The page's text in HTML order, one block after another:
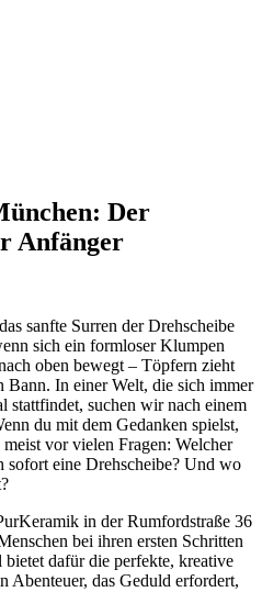
Der
Anfänger
sanfte Surren der Drehscheibe
sich ein formloser Klumpen
oben bewegt – Töpfern zieht
Bann. In einer Welt, die sich immer
stattfindet, suchen wir nach einem
du mit dem Gedanken spielst,
vor vielen Fragen: Welcher
sofort eine Drehscheibe? Und wo
in der Rumfordstraße 36
bei ihren ersten Schritten
dafür die perfekte, kreative
Abenteuer, das Geduld erfordert,